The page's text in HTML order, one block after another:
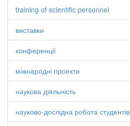
training of scientific personnel
виставки
конференції
міжнародні проекти
наукова діяльність
науково-дослідна робота студентів